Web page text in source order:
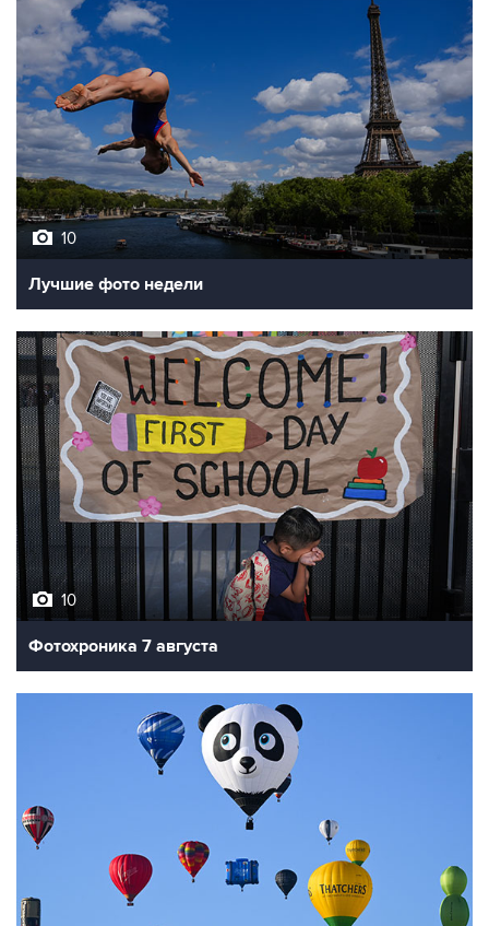
10
Лучшие фото недели
10
Фотохроника 7 августа